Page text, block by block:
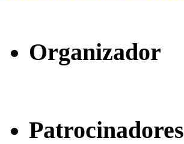
Organizador
Patrocinadores